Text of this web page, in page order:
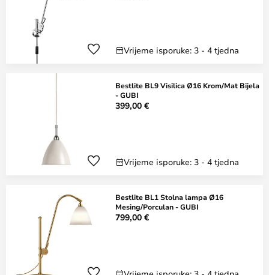
Vrijeme isporuke: 3 - 4 tjedna
Bestlite BL9 Visilica Ø16 Krom/Mat Bijela
- GUBI
399,00 €
Vrijeme isporuke: 3 - 4 tjedna
Bestlite BL1 Stolna lampa Ø16
Mesing/Porculan - GUBI
799,00 €